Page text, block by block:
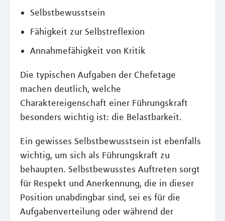
Selbstbewusstsein
Fähigkeit zur Selbstreflexion
Annahmefähigkeit von Kritik
Die typischen Aufgaben der Chefetage
machen deutlich, welche
Charaktereigenschaft einer Führungskraft
besonders wichtig ist: die Belastbarkeit.
Ein gewisses Selbstbewusstsein ist ebenfalls
wichtig, um sich als Führungskraft zu
behaupten. Selbstbewusstes Auftreten sorgt
für Respekt und Anerkennung, die in dieser
Position unabdingbar sind, sei es für die
Aufgabenverteilung oder während der